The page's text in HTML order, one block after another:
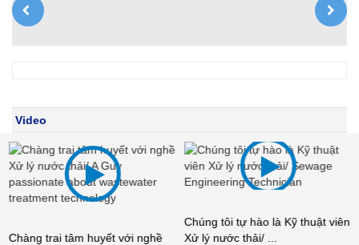
Video
Chàng trai tâm huyết với nghề
Chúng tôi tự hào là Kỹ thuật viên
Xử lý nước thải/ ...